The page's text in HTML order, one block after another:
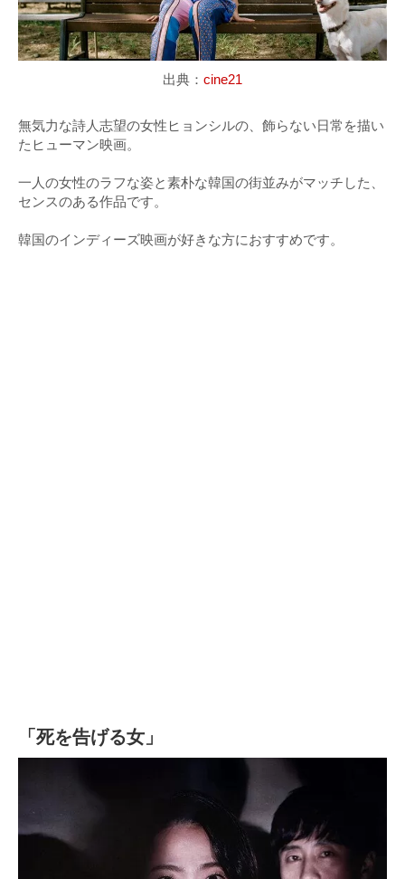
出典： cine21
無気力な詩人志望の女性ヒョンシルの、飾らない日常を描い
たヒューマン映画。
一人の女性のラフな姿と素朴な韓国の街並みがマッチした、
センスのある作品です。
韓国のインディーズ映画が好きな方におすすめです。
「死を告げる女」